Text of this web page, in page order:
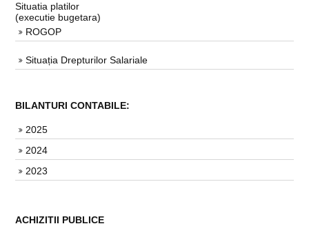
Situatia platilor
(executie bugetara)
ROGOP
Situația Drepturilor Salariale
BILANTURI CONTABILE:
2025
2024
2023
ACHIZITII PUBLICE